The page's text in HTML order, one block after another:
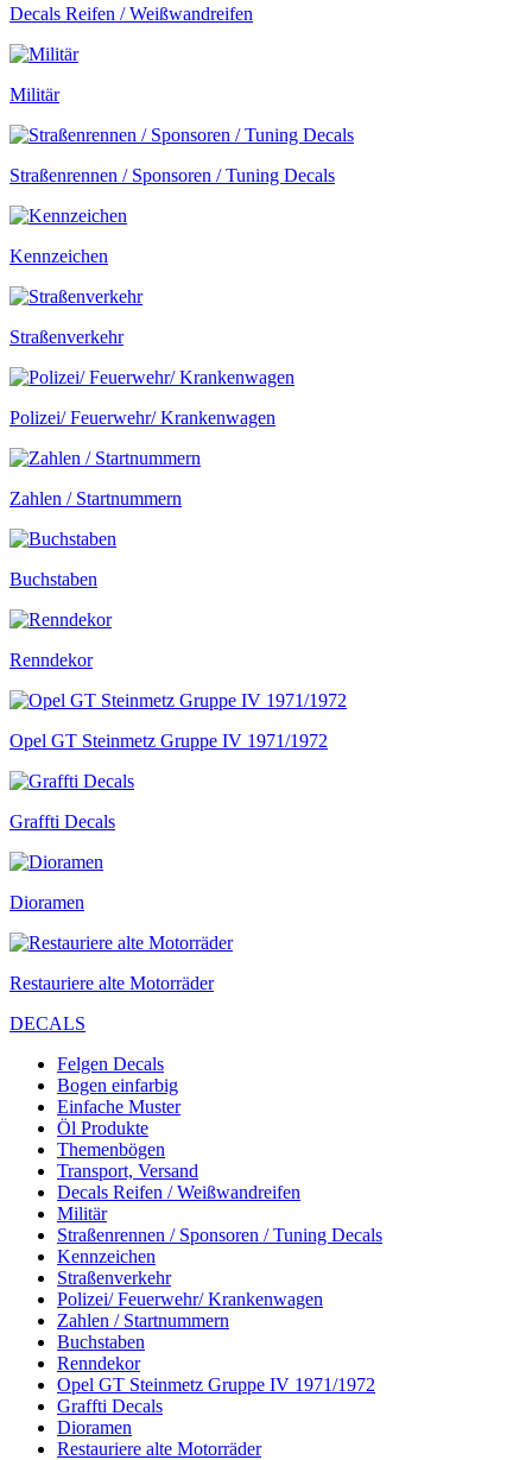
Decals Reifen / Weißwandreifen
Militär
Straßenrennen / Sponsoren / Tuning Decals
Kennzeichen
Straßenverkehr
Polizei/ Feuerwehr/ Krankenwagen
Zahlen / Startnummern
Buchstaben
Renndekor
Opel GT Steinmetz Gruppe IV 1971/1972
Graffti Decals
Dioramen
Restauriere alte Motorräder
DECALS
Felgen Decals
Bogen einfarbig
Einfache Muster
Öl Produkte
Themenbögen
Transport, Versand
Decals Reifen / Weißwandreifen
Militär
Straßenrennen / Sponsoren / Tuning Decals
Kennzeichen
Straßenverkehr
Polizei/ Feuerwehr/ Krankenwagen
Zahlen / Startnummern
Buchstaben
Renndekor
Opel GT Steinmetz Gruppe IV 1971/1972
Graffti Decals
Dioramen
Restauriere alte Motorräder